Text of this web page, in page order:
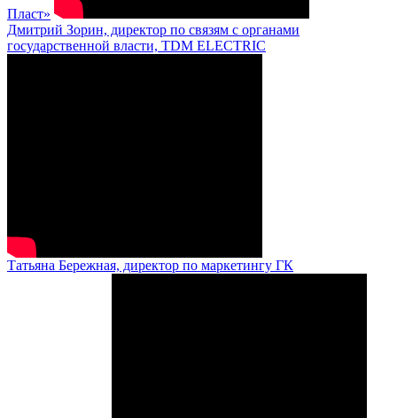
Пласт»
Дмитрий Зорин, директор по связям с органами
государственной власти, TDM ELECTRIC
Татьяна Бережная, директор по маркетингу ГК